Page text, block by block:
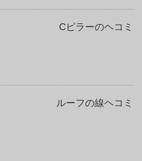
Cピラーのヘコミ
ルーフの線ヘコミ